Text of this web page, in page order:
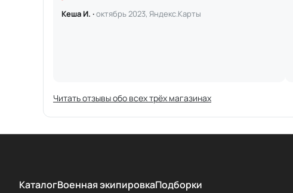
Кеша И. ·октябрь 2023, Яндекс.Карты
Читать отзывы обо всех трёх магазинах
КаталогВоенная экипировкаПодборки